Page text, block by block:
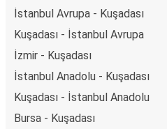
İstanbul Avrupa - Kuşadası
Kuşadası - İstanbul Avrupa
İzmir - Kuşadası
İstanbul Anadolu - Kuşadası
Kuşadası - İstanbul Anadolu
Bursa - Kuşadası